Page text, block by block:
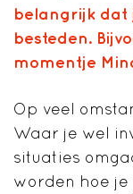
belangrijk dat
besteden.
momentje
Op veel
Waar je wel
situaties
worden hoe je